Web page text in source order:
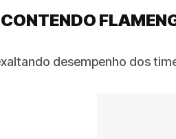
desempenho dos